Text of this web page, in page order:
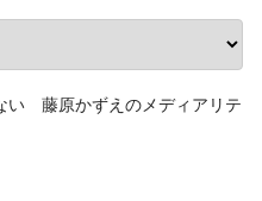
い 藤原かずえのメディアリテ